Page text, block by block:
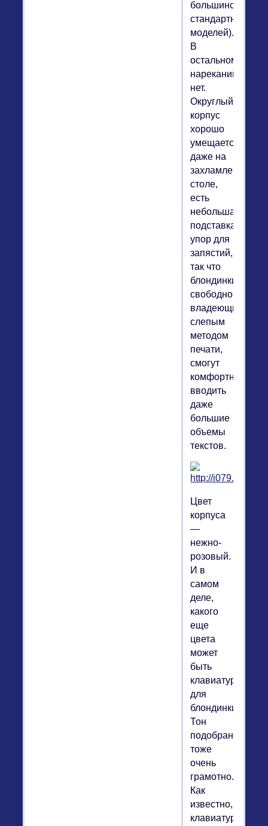
большинстве
стандартных
моделей).
В
остальном
нареканий
нет.
Округлый
корпус
хорошо
умещается
даже на
захламленном
столе,
есть
небольшая
подставка-
упор для
запястий,
так что
блондинки,
свободно
владеющие
слепым
методом
печати,
смогут
комфортно
вводить
даже
большие
объемы
текстов.
Цвет
корпуса
—
нежно-
розовый.
И в
самом
деле,
какого
еще
цвета
может
быть
клавиатура
для
блондинки?
Тон
подобран
тоже
очень
грамотно.
Как
известно,
клавиатуры